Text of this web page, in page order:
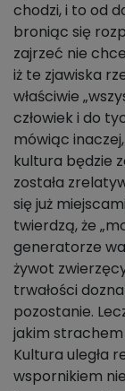
chodzi, i to od
broniąc się
zajrzeć nie
iż te zjawiska
właściwie
człowiek i do
mówiąc
kultura będzie
została
się już
twierdzą, że
generatorze
żywot
trwałości
pozostanie.
jakim strachem
Kultura uległa
wspornikiem